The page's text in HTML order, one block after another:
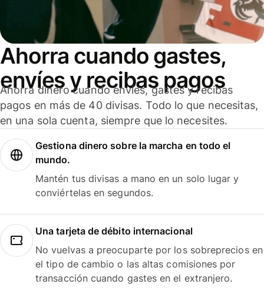
Ahorra cuando gastes,
envíes y recibas pagos
Ahorra dinero cuando envíes, gastes y recibas
pagos en más de 40 divisas. Todo lo que necesitas,
en una sola cuenta, siempre que lo necesites.
Gestiona dinero sobre la marcha en todo el
mundo.
Mantén tus divisas a mano en un solo lugar y
conviértelas en segundos.
Una tarjeta de débito internacional
No vuelvas a preocuparte por los sobreprecios en
el tipo de cambio o las altas comisiones por
transacción cuando gastes en el extranjero.